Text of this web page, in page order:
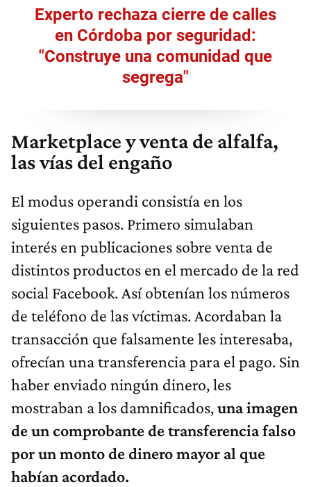
Experto rechaza cierre de calles
en Córdoba por seguridad:
"Construye una comunidad que
segrega"
Marketplace y venta de alfalfa,
las vías del engaño
El modus operandi consistía en los
siguientes pasos. Primero simulaban
interés en publicaciones sobre venta de
distintos productos en el mercado de la red
social Facebook. Así obtenían los números
de teléfono de las víctimas. Acordaban la
transacción que falsamente les interesaba,
ofrecían una transferencia para el pago. Sin
haber enviado ningún dinero, les
mostraban a los damnificados,una imagen
de un comprobante de transferencia falso
por un monto de dinero mayor al que
habían acordado.